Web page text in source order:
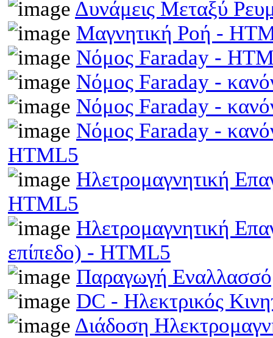
Δυνάμεις Μεταξύ
Μαγνητική Ροή -
Νόμος Faraday -
Νόμος Faraday -
Νόμος Faraday -
Νόμος Faraday -
HTML5
Ηλετρομαγνητική
HTML5
Ηλετρομαγνητική
επίπεδο) - HTML5
Παραγωγή
DC - Ηλεκτρικός
Διάδοση